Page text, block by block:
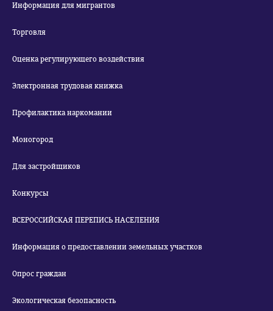
Информация для мигрантов
Торговля
Оценка регулирующего воздействия
Электронная трудовая книжка
Профилактика наркомании
Моногород
Для застройщиков
Конкурсы
ВСЕРОССИЙСКАЯ ПЕРЕПИСЬ НАСЕЛЕНИЯ
Информация о предоставлении земельных участков
Опрос граждан
Экологическая безопасность